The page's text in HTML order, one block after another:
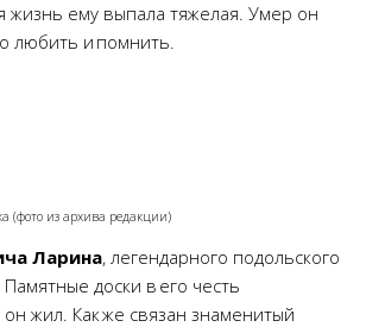
жизнь ему выпала тяжелая. Умер он
любить и помнить.
(фото из архива редакции)
Ларина, легендарного подольского
доски в его честь
жил. Как же связан знаменитый